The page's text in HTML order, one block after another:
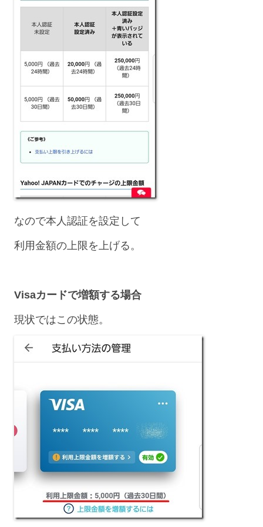
なので本人認証を設定して
利用金額の上限を上げる。
Visaカードで増額する場合
現状ではこの状態。